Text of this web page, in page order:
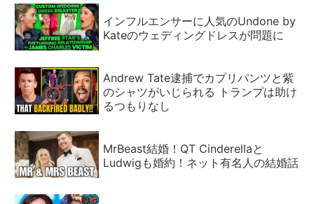
インフルエンサーに人気のUndone by
Kateのウェディングドレスが問題に
Andrew Tate逮捕でカプリパンツと紫
のシャツがいじられる トランプは助け
るつもりなし
MrBeast結婚！QT Cinderellaと
Ludwigも婚約！ネット有名人の結婚話